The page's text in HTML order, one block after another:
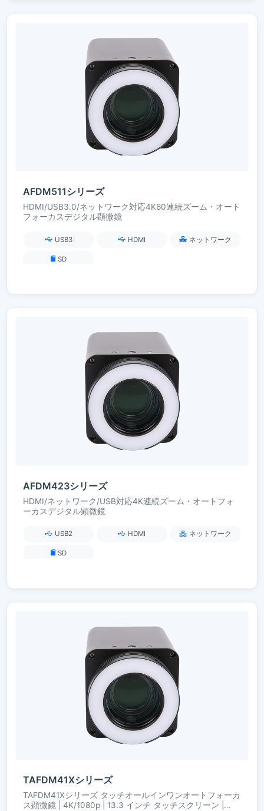
AFDM511シリーズ
HDMI/USB3.0/ネットワーク対応4K60連続ズーム・オート
フォーカスデジタル顕微鏡
USB3 HDMI ネットワーク
SD
AFDM423シリーズ
HDMI/ネットワーク/USB対応4K連続ズーム・オートフォ
ーカスデジタル顕微鏡
USB2 HDMI ネットワーク
SD
TAFDM41Xシリーズ
TAFDM41Xシリーズ タッチオールインワンオートフォーカ
ス顕微鏡 | 4K/1080p | 13.3 インチ タッチスクリーン |